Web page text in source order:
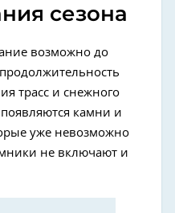
сезона
возможно до
трасс и снежного
камни и
уже невозможно
не включают и